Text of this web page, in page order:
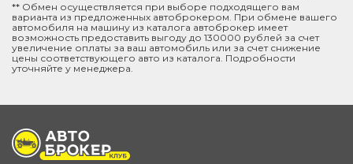
** Обмен осуществляется при выборе подходящего вам
варианта из предложенных автоброкером. При обмене вашего
автомобиля на машину из каталога автоброкер имеет
возможность предоставить выгоду до 130000 рублей за счет
увеличение оплаты за ваш автомобиль или за счет снижение
цены соответствующего авто из каталога. Подробности
уточняйте у менеджера.